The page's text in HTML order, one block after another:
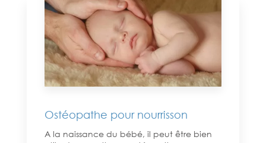
Ostéopathe pour nourrisson
A la naissance du bébé, il peut être bien